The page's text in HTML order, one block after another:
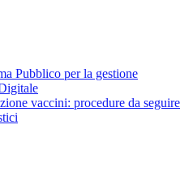
Pubblico per la gestione
vaccini: procedure da seguire